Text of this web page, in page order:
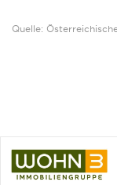
Quelle: